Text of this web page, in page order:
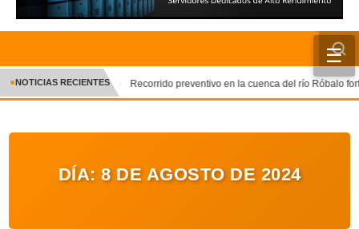
☰
INICIO
CRÓNICA
ENTRETENIMIENTO Y CULTURA
●NOTICIAS RECIENTES Recorrido preventivo en la cuenca del río Róbalo
DÍA: 8 DE AGOSTO DE 2024